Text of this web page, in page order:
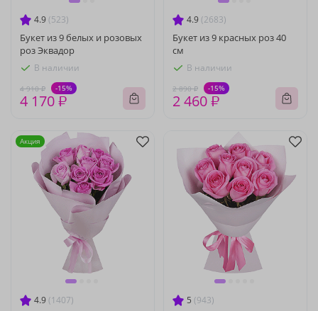
4.9 (523)
Букет из 9 белых и розовых
роз Эквадор
В наличии
4 910 ₽ -15%
4 170 ₽
4.9 (2683)
Букет из 9 красных роз 40
см
В наличии
2 890 ₽ -15%
2 460 ₽
4.9 (1407)
Акция
5 (943)